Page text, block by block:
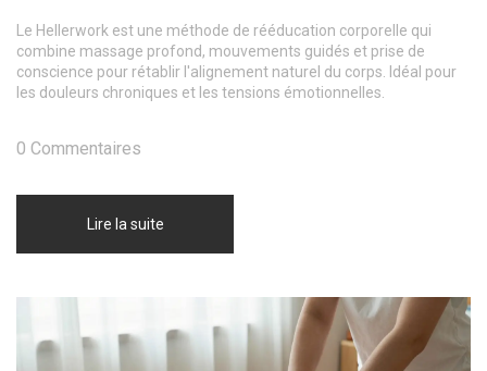
Le Hellerwork est une méthode de rééducation corporelle qui
combine massage profond, mouvements guidés et prise de
conscience pour rétablir l'alignement naturel du corps. Idéal pour
les douleurs chroniques et les tensions émotionnelles.
Lire la suite
0 Commentaires